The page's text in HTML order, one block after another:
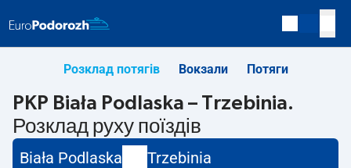
Розклад потягів Вокзали Потяги
PKP Biała Podlaska – Trzebinia.
Розклад руху поїздів
Biała Podlaska Trzebinia